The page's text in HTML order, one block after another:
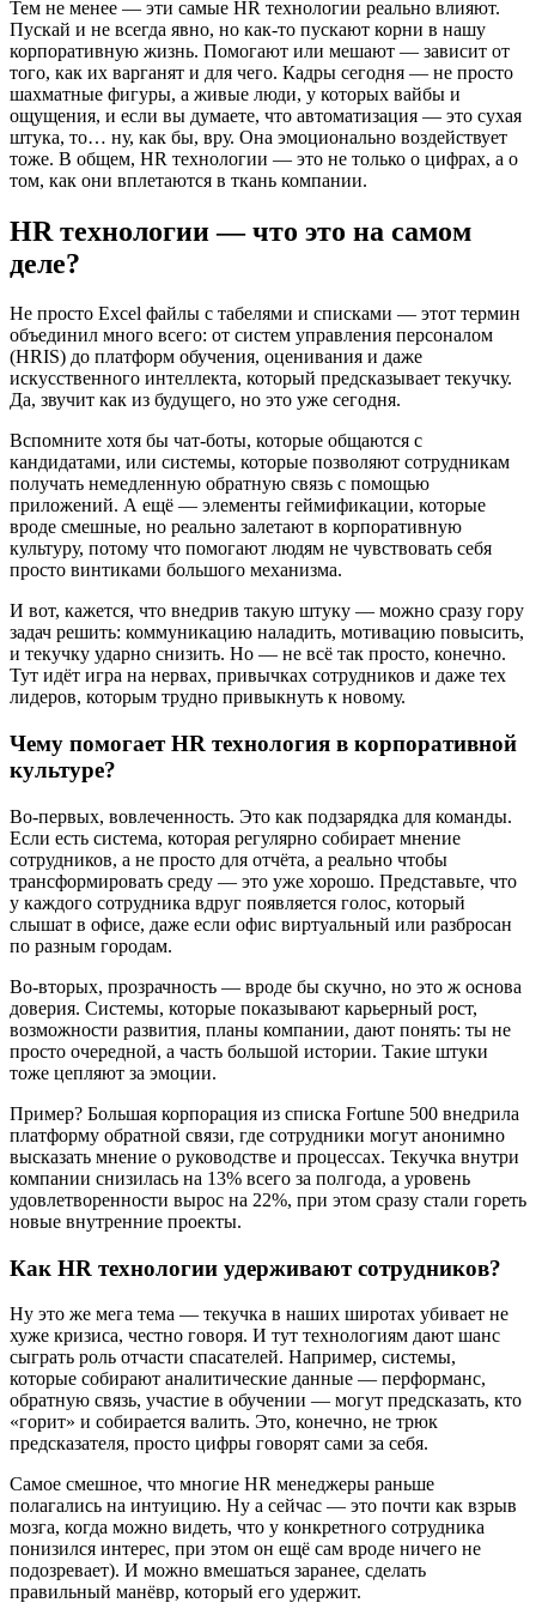
Тем не менее — эти самые HR технологии реально влияют.
Пускай и не всегда явно, но как-то пускают корни в нашу
корпоративную жизнь. Помогают или мешают — зависит от
того, как их варганят и для чего. Кадры сегодня — не просто
шахматные фигуры, а живые люди, у которых вайбы и
ощущения, и если вы думаете, что автоматизация — это сухая
штука, то… ну, как бы, вру. Она эмоционально воздействует
тоже. В общем, HR технологии — это не только о цифрах, а о
том, как они вплетаются в ткань компании.
HR технологии — что это на самом
деле?
Не просто Excel файлы с табелями и списками — этот термин
объединил много всего: от систем управления персоналом
(HRIS) до платформ обучения, оценивания и даже
искусственного интеллекта, который предсказывает текучку.
Да, звучит как из будущего, но это уже сегодня.
Вспомните хотя бы чат-боты, которые общаются с
кандидатами, или системы, которые позволяют сотрудникам
получать немедленную обратную связь с помощью
приложений. А ещё — элементы геймификации, которые
вроде смешные, но реально залетают в корпоративную
культуру, потому что помогают людям не чувствовать себя
просто винтиками большого механизма.
И вот, кажется, что внедрив такую штуку — можно сразу гору
задач решить: коммуникацию наладить, мотивацию повысить,
и текучку ударно снизить. Но — не всё так просто, конечно.
Тут идёт игра на нервах, привычках сотрудников и даже тех
лидеров, которым трудно привыкнуть к новому.
Чему помогает HR технология в корпоративной
культуре?
Во-первых, вовлеченность. Это как подзарядка для команды.
Если есть система, которая регулярно собирает мнение
сотрудников, а не просто для отчёта, а реально чтобы
трансформировать среду — это уже хорошо. Представьте, что
у каждого сотрудника вдруг появляется голос, который
слышат в офисе, даже если офис виртуальный или разбросан
по разным городам.
Во-вторых, прозрачность — вроде бы скучно, но это ж основа
доверия. Системы, которые показывают карьерный рост,
возможности развития, планы компании, дают понять: ты не
просто очередной, а часть большой истории. Такие штуки
тоже цепляют за эмоции.
Пример? Большая корпорация из списка Fortune 500 внедрила
платформу обратной связи, где сотрудники могут анонимно
высказать мнение о руководстве и процессах. Текучка внутри
компании снизилась на 13% всего за полгода, а уровень
удовлетворенности вырос на 22%, при этом сразу стали гореть
новые внутренние проекты.
Как HR технологии удерживают сотрудников?
Ну это же мега тема — текучка в наших широтах убивает не
хуже кризиса, честно говоря. И тут технологиям дают шанс
сыграть роль отчасти спасателей. Например, системы,
которые собирают аналитические данные — перформанс,
обратную связь, участие в обучении — могут предсказать, кто
«горит» и собирается валить. Это, конечно, не трюк
предсказателя, просто цифры говорят сами за себя.
Самое смешное, что многие HR менеджеры раньше
полагались на интуицию. Ну а сейчас — это почти как взрыв
мозга, когда можно видеть, что у конкретного сотрудника
понизился интерес, при этом он ещё сам вроде ничего не
подозревает). И можно вмешаться заранее, сделать
правильный манёвр, который его удержит.